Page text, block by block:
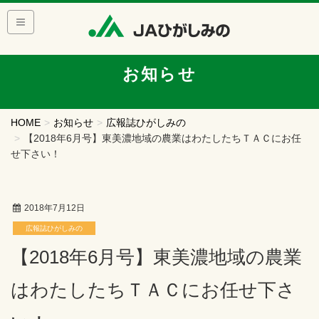
お知らせ
HOME お知らせ
広報誌ひがしみの
【2018年6月号】東美濃地域の農業はわたしたちＴＡＣにお任
せ下さい！
2018年7月12日
広報誌ひがしみの
【2018年6月号】東美濃地域の農業
はわたしたちＴＡＣにお任せ下さ